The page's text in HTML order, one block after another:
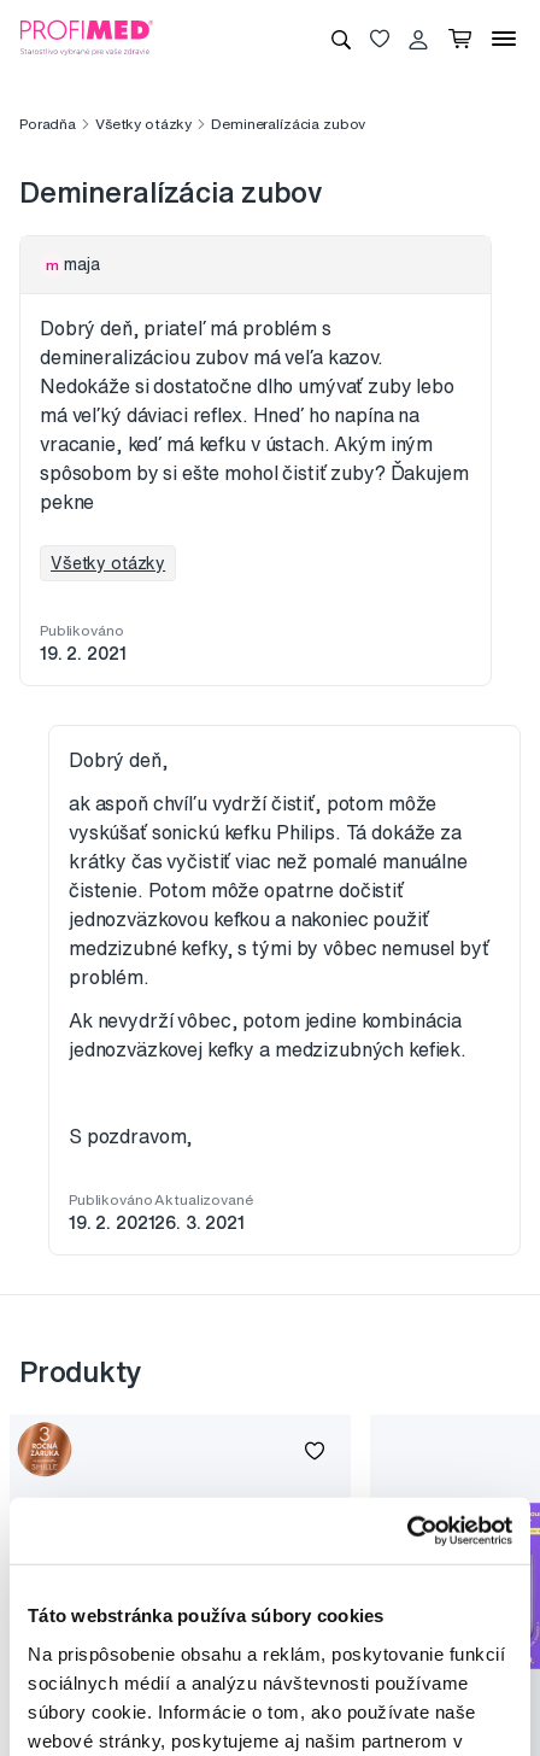
Táto webstránka používa súbory cookies
Na prispôsobenie obsahu a reklám, poskytovanie funkcií
sociálnych médií a analýzu návštevnosti používame
súbory cookie. Informácie o tom, ako používate naše
webové stránky, poskytujeme aj našim partnerom v
Poradňa Všetky otázky Demineralízácia zubov
Demineralízácia zubov
m maja
Dobrý deň, priateľ má problém s
demineralizáciou zubov má veľa kazov.
Nedokáže si dostatočne dlho umývať zuby lebo
má veľký dáviaci reflex. Hneď ho napína na
vracanie, keď má kefku v ústach. Akým iným
spôsobom by si ešte mohol čistiť zuby? Ďakujem
pekne
Všetky otázky
Publikováno
19. 2. 2021
Dobrý deň,
ak aspoň chvíľu vydrží čistiť, potom môže
vyskúšať sonickú kefku Philips. Tá dokáže za
krátky čas vyčistiť viac než pomalé manuálne
čistenie. Potom môže opatrne dočistiť
jednozväzkovou kefkou a nakoniec použiť
medzizubné kefky, s tými by vôbec nemusel byť
problém.
Ak nevydrží vôbec, potom jedine kombinácia
jednozväzkovej kefky a medzizubných kefiek.
S pozdravom,
Publikováno
19. 2. 2021
Aktualizované
26. 3. 2021
Produkty
Novinka